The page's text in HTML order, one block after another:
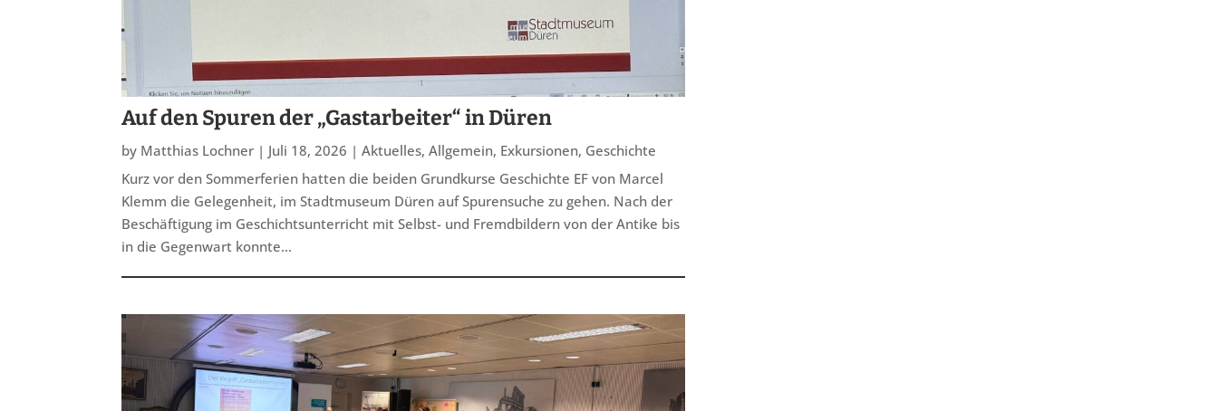
Auf den Spuren der „Gastarbeiter“ in Düren
by Matthias Lochner | Juli 18, 2026 |Aktuelles,Allgemein, Exkursionen, Geschichte
Kurz vor den Sommerferien hatten die beiden Grundkurse Geschichte EF von Marcel
Klemm die Gelegenheit, im Stadtmuseum Düren auf Spurensuche zu gehen. Nach der
Beschäftigung im Geschichtsunterricht mit Selbst- und Fremdbildern von der Antike bis
in die Gegenwart konnte...